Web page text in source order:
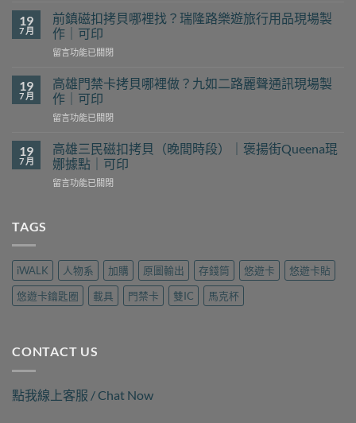
竹
磁
扣
拷
哪
裡
找？
新
花
予
坊
印〉
中
19
7 月
前鎮磁扣拷貝哪裡找？瑞隆路樂遊旅行用品現場製
作｜可印
在
鎮
磁
扣
拷
哪
裡
找？
瑞
用
品
現
作
印〉
中
留言功能已關閉
19
7 月
高雄門禁卡拷貝哪裡做？九如二路麗聲通訊現場製
作｜可印
在
雄
門
禁
卡
九
如
二
路
通
訊
場
製
留言功能已關閉
19
7 月
高雄三民磁扣拷貝（晚間時段）｜褒揚街Queena琨
娜據點｜可印
在
扣
貝
（晚
｜
街
留言功能已關閉
TAGS
iWALK 人物系 加購 原圖輸出 存錢筒 悠遊卡
悠遊卡貼
悠遊卡鑰匙圈
載具 門禁卡 雙IC 馬克杯
CONTACT US
點我線上客服 / Chat Now